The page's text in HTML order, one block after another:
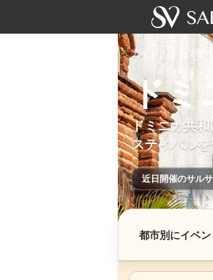
ガイド > カリブ海
ドミ
ドミニカ共
スティバル
近日開催のサル
都市別にイベ